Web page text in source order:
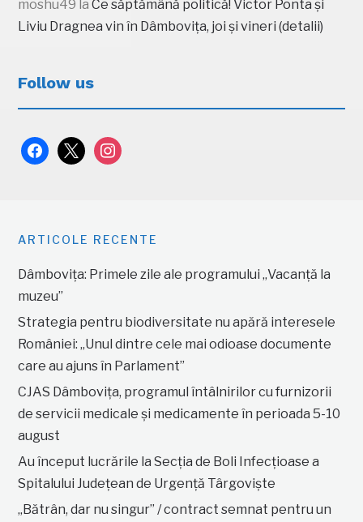
moshu49 laCe săptămână politică! Victor Ponta și
Liviu Dragnea vin în Dâmbovița, joi și vineri (detalii)
Follow us
facebook
x instagram
ARTICOLE RECENTE
Dâmbovița: Primele zile ale programului „Vacanță la
muzeu”
Strategia pentru biodiversitate nu apără interesele
României: „Unul dintre cele mai odioase documente
care au ajuns în Parlament”
CJAS Dâmbovița, programul întâlnirilor cu furnizorii
de servicii medicale și medicamente în perioada 5-10
august
Au început lucrările la Secția de Boli Infecțioase a
Spitalului Județean de Urgență Târgoviște
„Bătrân, dar nu singur” / contract semnat pentru un